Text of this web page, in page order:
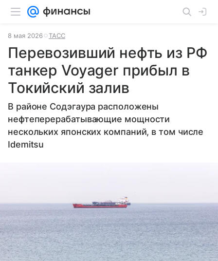
8 мая 2026 ТАСС
Перевозивший нефть из РФ
танкер Voyager прибыл в
Токийский залив
В районе Содэгаура расположены
нефтеперерабатывающие мощности
нескольких японских компаний, в том числе
Idemitsu